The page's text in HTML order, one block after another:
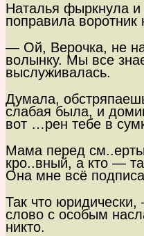
Наталья фыркнула и
поправила воротник
— Ой, Верочка, не
волынку. Мы все
выслуживалась.
Думала,
слабая была, и
вот …рен тебе в
Мама перед
кро..вный, а кто —
Она мне всё
Так что
слово с особым
никто.